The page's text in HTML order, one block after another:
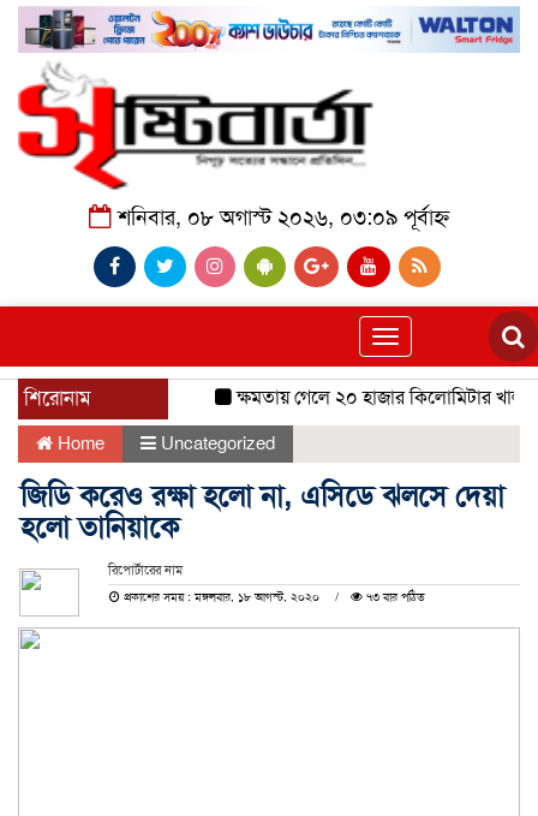
শনিবার, ০৮ অগাস্ট ২০২৬, ০৩:০৯ পূর্বাহ্ন
Toggle
navigation
শিরোনাম ক্ষমতায় গেলে ২০ হাজার কিলোমিটার খাল
Home Uncategorized
জিডি করেও রক্ষা হলো না, এসিডে ঝলসে দেয়া
হলো তানিয়াকে
রিপোর্টারের নাম
প্রকাশের সময় : মঙ্গলবার, ১৮ আগস্ট, ২০২০
৭৩ বার পঠিত